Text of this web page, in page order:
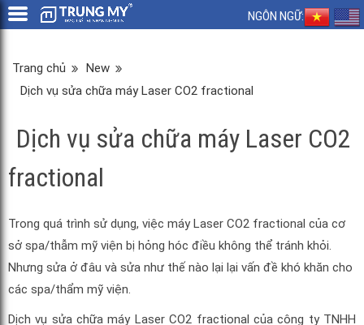
NGÔN NGỮ:
Trang chủ
New
Dịch vụ sửa chữa máy Laser CO2 fractional
Dịch vụ sửa chữa máy Laser CO2
fractional
Trong quá trình sử dụng, việc máy Laser CO2 fractional của cơ
sở spa/thẫm mỹ viện bị hỏng hóc điều không thể tránh khỏi.
Nhưng sửa ở đâu và sửa như thế nào lại lại vấn đề khó khăn cho
các spa/thẩm mỹ viện.
Dịch vụ sửa chữa máy Laser CO2 fractional của công ty TNHH